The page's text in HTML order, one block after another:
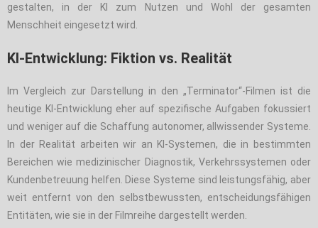
gestalten, in der KI zum Nutzen und Wohl der gesamten
Menschheit eingesetzt wird.
KI-Entwicklung: Fiktion vs. Realität
Im Vergleich zur Darstellung in den „Terminator“-Filmen ist die
heutige KI-Entwicklung eher auf spezifische Aufgaben fokussiert
und weniger auf die Schaffung autonomer, allwissender Systeme.
In der Realität arbeiten wir an KI-Systemen, die in bestimmten
Bereichen wie medizinischer Diagnostik, Verkehrssystemen oder
Kundenbetreuung helfen. Diese Systeme sind leistungsfähig, aber
weit entfernt von den selbstbewussten, entscheidungsfähigen
Entitäten, wie sie in der Filmreihe dargestellt werden.